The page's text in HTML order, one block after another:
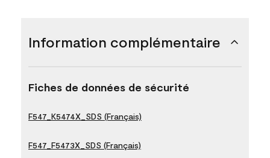
Information complémentaire
Fiches de données de sécurité
F547_K5474X_SDS (Français)
F547_F5473X_SDS (Français)